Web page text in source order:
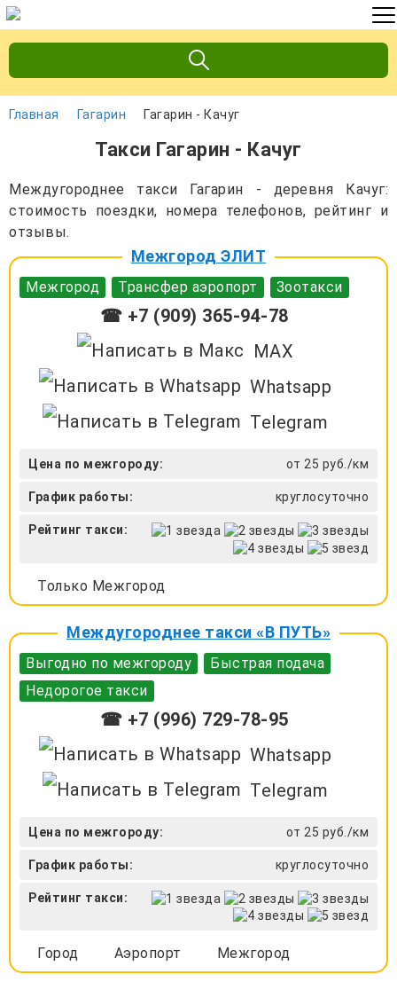
Главная Гагарин Гагарин - Качуг
Такси Гагарин - Качуг
Междугороднее такси Гагарин - деревня Качуг:
стоимость поездки, номера телефонов, рейтинг и
отзывы.
Межгород ЭЛИТ
Межгород Трансфер аэропорт Зоотакси
☎ +7 (909) 365-94-78
MAX
Whatsapp
Telegram
Цена по межгороду: от 25 руб./км
График работы: круглосуточно
Рейтинг такси:
Только Межгород
Междугороднее такси «В ПУТЬ»
Выгодно по межгороду
Быстрая подача
Недорогое такси
☎ +7 (996) 729-78-95
Whatsapp
Telegram
Цена по межгороду: от 25 руб./км
График работы: круглосуточно
Рейтинг такси:
Город Аэропорт Межгород